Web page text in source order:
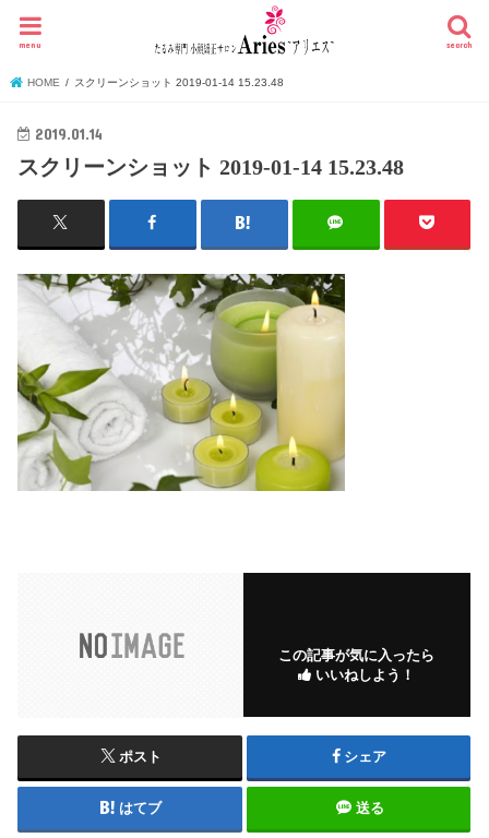
search
menu
HOME スクリーンショット 2019-01-14 15.23.48
2019.01.14
スクリーンショット 2019-01-14 15.23.48
この記事が気に入ったら
いいねしよう！
ポスト シェア
はてブ 送る